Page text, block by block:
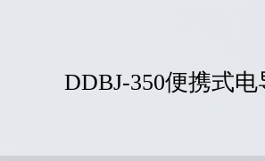
DDBJ-350便携式电